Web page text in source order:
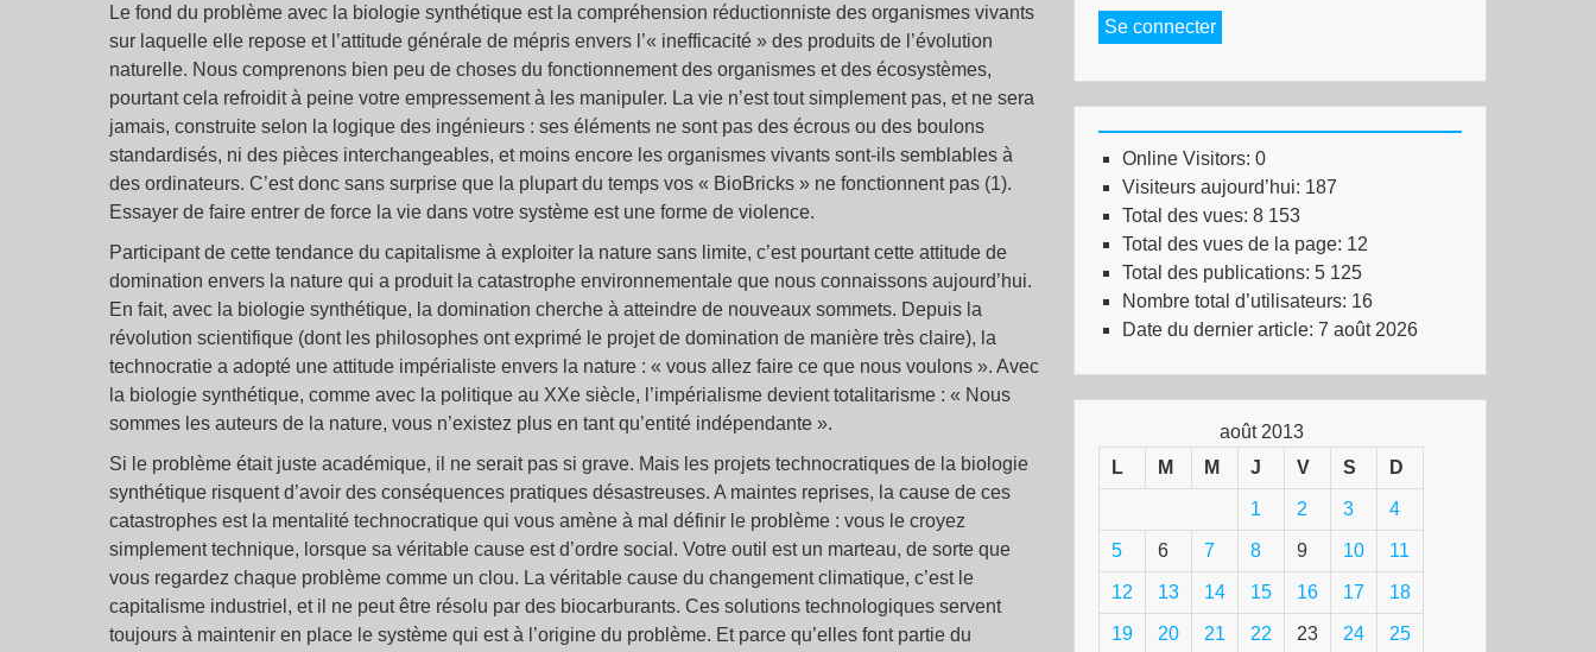
Le fond du problème avec la biologie synthétique est la compréhension réductionniste des organismes vivants
sur laquelle elle repose et l’attitude générale de mépris envers l’« inefficacité » des produits de l’évolution
naturelle. Nous comprenons bien peu de choses du fonctionnement des organismes et des écosystèmes,
pourtant cela refroidit à peine votre empressement à les manipuler. La vie n’est tout simplement pas, et ne sera
jamais, construite selon la logique des ingénieurs : ses éléments ne sont pas des écrous ou des boulons
standardisés, ni des pièces interchangeables, et moins encore les organismes vivants sont-ils semblables à
des ordinateurs. C’est donc sans surprise que la plupart du temps vos « BioBricks » ne fonctionnent pas (1).
Essayer de faire entrer de force la vie dans votre système est une forme de violence.
Participant de cette tendance du capitalisme à exploiter la nature sans limite, c’est pourtant cette attitude de
domination envers la nature qui a produit la catastrophe environnementale que nous connaissons aujourd’hui.
En fait, avec la biologie synthétique, la domination cherche à atteindre de nouveaux sommets. Depuis la
révolution scientifique (dont les philosophes ont exprimé le projet de domination de manière très claire), la
technocratie a adopté une attitude impérialiste envers la nature : « vous allez faire ce que nous voulons ». Avec
la biologie synthétique, comme avec la politique au XXe siècle, l’impérialisme devient totalitarisme : « Nous
sommes les auteurs de la nature, vous n’existez plus en tant qu’entité indépendante ».
Si le problème était juste académique, il ne serait pas si grave. Mais les projets technocratiques de la biologie
synthétique risquent d’avoir des conséquences pratiques désastreuses. A maintes reprises, la cause de ces
catastrophes est la mentalité technocratique qui vous amène à mal définir le problème : vous le croyez
simplement technique, lorsque sa véritable cause est d’ordre social. Votre outil est un marteau, de sorte que
vous regardez chaque problème comme un clou. La véritable cause du changement climatique, c’est le
capitalisme industriel, et il ne peut être résolu par des biocarburants. Ces solutions technologiques servent
toujours à maintenir en place le système qui est à l’origine du problème. Et parce qu’elles font partie du
Se connecter
Online Visitors: 0
Visiteurs aujourd’hui: 187
Total des vues: 8 153
Total des vues de la page: 12
Total des publications: 5 125
Nombre total d’utilisateurs: 16
Date du dernier article: 7 août 2026
août 2013
L
M M J V S D
1 2 3 4
5 6 7 8 9 10 11
12 13 14 15 16 17 18
19 20 21 22 23 24 25